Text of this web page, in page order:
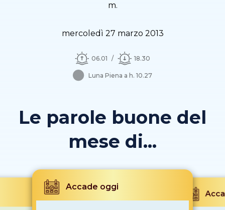
m.
mercoledì 27 marzo 2013
06.01 18.30
Luna Piena a h. 10.27
Le parole buone del
mese di...
Accade oggi